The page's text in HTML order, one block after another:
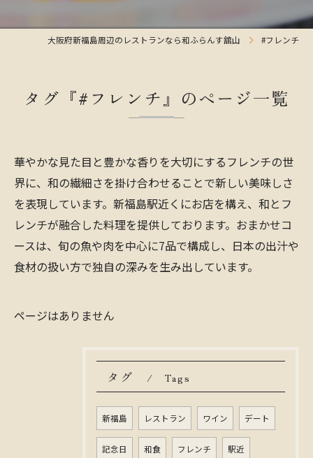
大阪府新福島周辺のレストランなら和ふらんす舘山 #フレンチ
タグ『#フレンチ』のページ一覧
華やかな見た目と豊かな香りを大切にするフレンチの世
界に、和の繊細さを掛け合わせることで新しい美味しさ
を表現しています。新福島駅近くにお店を構え、和とフ
レンチが融合した料理を提供しております。おまかせコ
ースは、旬の魚や肉を中心に7品で構成し、日本の出汁や
食材の扱い方で独自の深みを生み出しています。
ページはありません
タグ Tags
新福島 レストラン ワイン デート
記念日 和食 フレンチ 駅近